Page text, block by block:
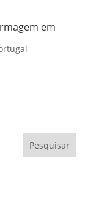
em
Pesquisar